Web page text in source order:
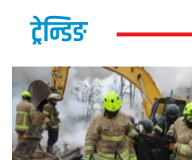
ट्रेन्डिङ